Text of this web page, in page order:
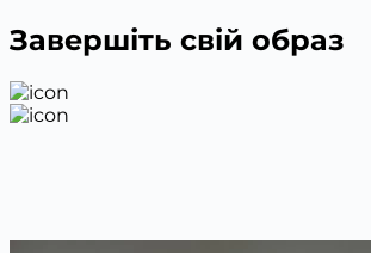
Завершіть свій образ